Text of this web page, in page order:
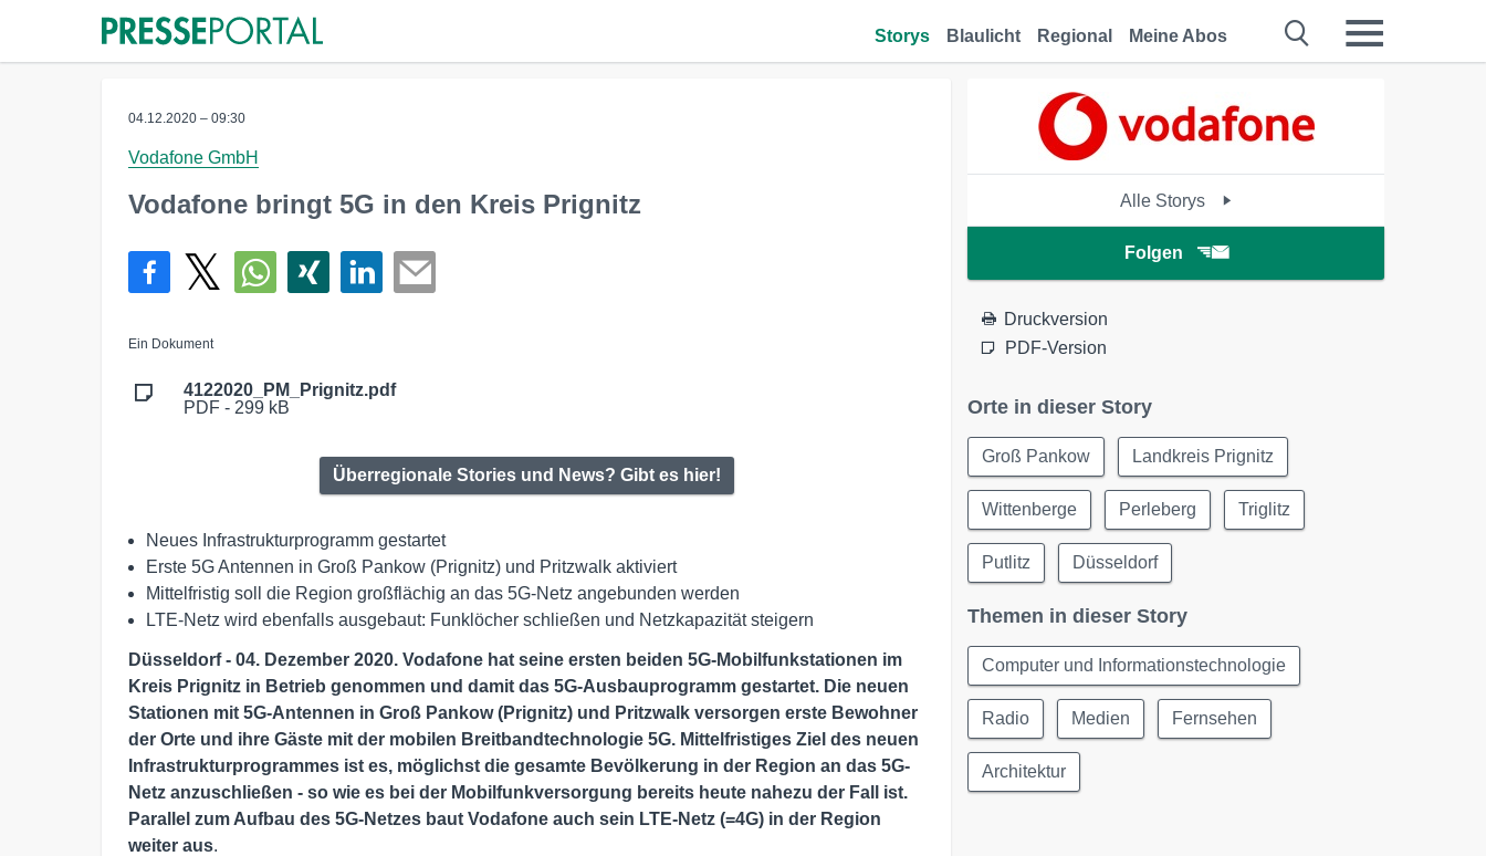
Storys Blaulicht Regional Meine Abos
04.12.2020 – 09:30
Vodafone GmbH
Vodafone bringt 5G in den Kreis Prignitz
Ein Dokument
4122020_PM_Prignitz.pdf
PDF - 299 kB
Überregionale Stories und News? Gibt es hier!
Neues Infrastrukturprogramm gestartet
Erste 5G Antennen in Groß Pankow (Prignitz) und Pritzwalk aktiviert
Mittelfristig soll die Region großflächig an das 5G-Netz angebunden werden
LTE-Netz wird ebenfalls ausgebaut: Funklöcher schließen und Netzkapazität steigern
Düsseldorf - 04. Dezember 2020. Vodafone hat seine ersten beiden 5G-Mobilfunkstationen im
Kreis Prignitz in Betrieb genommen und damit das 5G-Ausbauprogramm gestartet. Die neuen
Stationen mit 5G-Antennen in Groß Pankow (Prignitz) und Pritzwalk versorgen erste Bewohner
der Orte und ihre Gäste mit der mobilen Breitbandtechnologie 5G. Mittelfristiges Ziel des neuen
Infrastrukturprogrammes ist es, möglichst die gesamte Bevölkerung in der Region an das 5G-
Netz anzuschließen - so wie es bei der Mobilfunkversorgung bereits heute nahezu der Fall ist.
Parallel zum Aufbau des 5G-Netzes baut Vodafone auch sein LTE-Netz (=4G) in der Region
weiter aus.
Alle Storys
Folgen
Druckversion
PDF-Version
Orte in dieser Story
Groß Pankow Landkreis Prignitz
Wittenberge Perleberg Triglitz
Putlitz Düsseldorf
Themen in dieser Story
Computer und Informationstechnologie
Radio Medien Fernsehen
Architektur